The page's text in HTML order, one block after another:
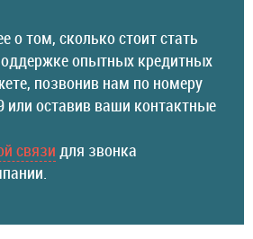
о том, сколько стоит стать
опытных кредитных
позвонив нам по номеру
или оставив ваши контактные
связи для звонка